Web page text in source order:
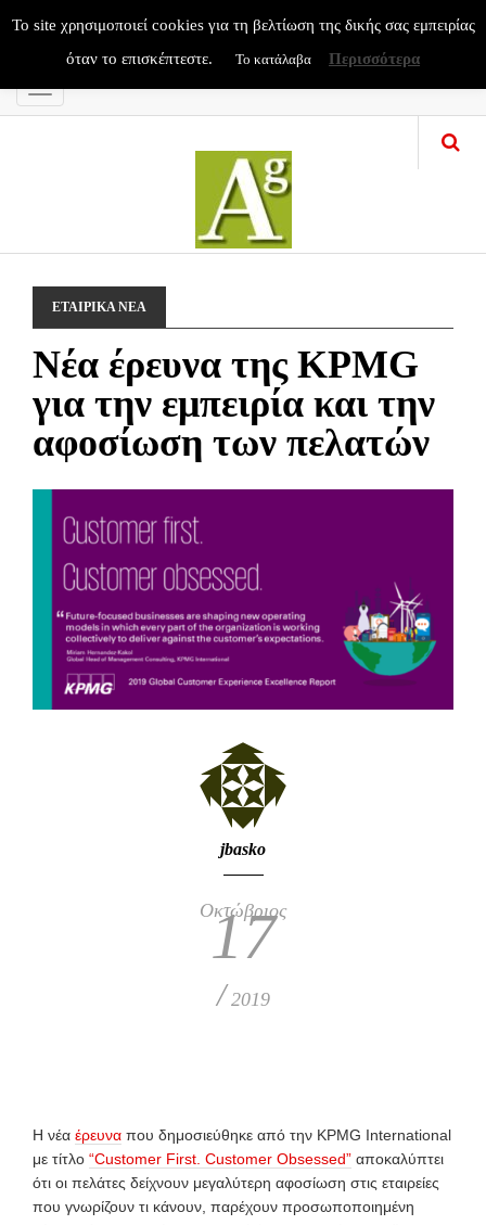
Menu
ΕΤΑΙΡΙΚΑ ΝΕΑ
Νέα έρευνα της KPMG
για την εμπειρία και την
αφοσίωση των πελατών
jbasko
Οκτώβριος
17
/ 2019
Η νέα έρευνα που δημοσιεύθηκε από την KPMG International
με τίτλο “Customer First. Customer Obsessed” αποκαλύπτει
ότι οι πελάτες δείχνουν μεγαλύτερη αφοσίωση στις εταιρείες
που γνωρίζουν τι κάνουν, παρέχουν προσωποποιημένη
To site χρησιμοποιεί cookies για τη βελτίωση της δικής σας εμπειρίας
όταν το επισκέπτεστε.
Το κατάλαβα Περισσότερα